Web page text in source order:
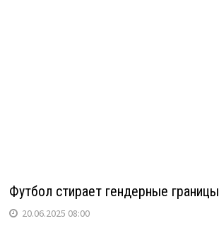
Футбол стирает гендерные границы
20.06.2025 08:00